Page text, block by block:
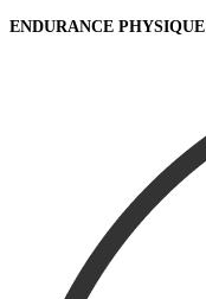
ENDURANCE PHYSIQUE